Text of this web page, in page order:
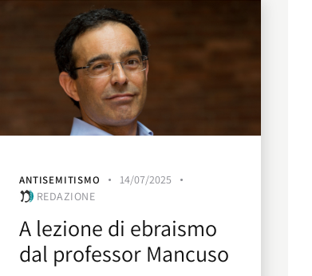
ANTISEMITISMO
14/07/2025
REDAZIONE
A lezione di ebraismo
dal professor Mancuso